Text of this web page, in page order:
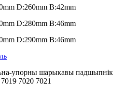
D:260mm B:42mm
D:280mm B:46mm
D:290mm B:46mm